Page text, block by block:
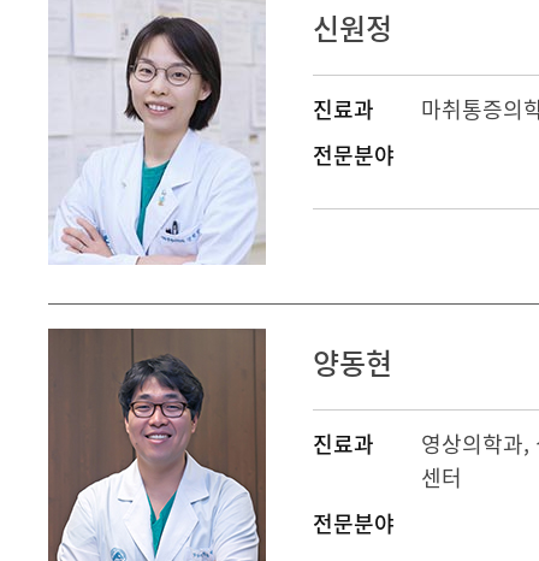
신원정
진료과
마취통증의
전문분야
양동현
진료과 영상의학과,
센터
전문분야